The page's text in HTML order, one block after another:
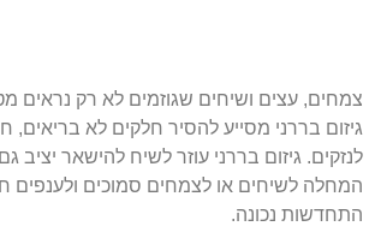
צמחים, עצים ושיחים שגוזמים לא רק נראים
גיזום בררני מסייע להסיר חלקים לא
לנזקים. גיזום בררני עוזר לשיח להישאר
המחלה לשיחים או לצמחים סמוכים ולענפים
התחדשות נכונה.